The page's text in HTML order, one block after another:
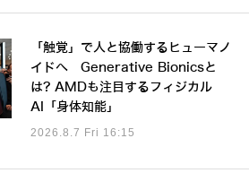
「触覚」で人と協働するヒューマノ
イドへ Generative Bionicsと
は? AMDも注目するフィジカル
AI「身体知能」
2026.8.7 Fri 16:15